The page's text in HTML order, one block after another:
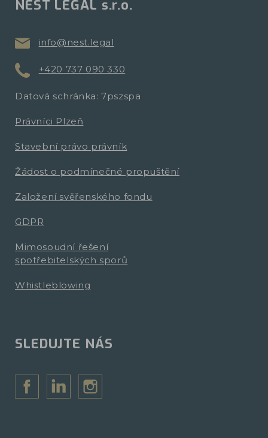
NEST LEGAL s.r.o.
info@nest.legal
+420 737 090 330
Datová schránka: 7pszspa
Právníci Plzeň
Stavební právo právník
Žádost o podmínečné propuštění
Založení svěřenského fondu
GDPR
Mimosoudní řešení
spotřebitelských sporů
Whistleblowing
SLEDUJTE NÁS